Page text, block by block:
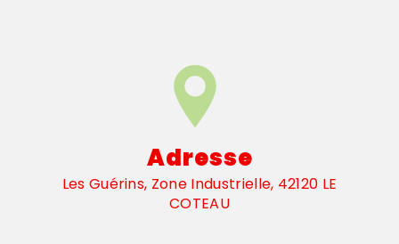
Adresse
Les Guérins, Zone Industrielle, 42120 LE
COTEAU